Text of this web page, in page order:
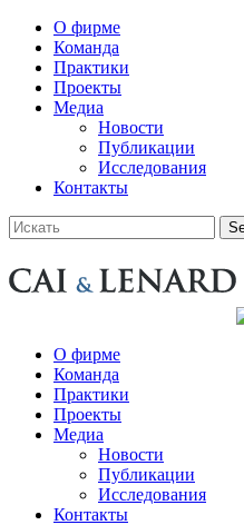
О фирме
Команда
Практики
Проекты
Медиа
Новости
Публикации
Исследования
Контакты
О фирме
Команда
Практики
Проекты
Медиа
Новости
Публикации
Исследования
Контакты